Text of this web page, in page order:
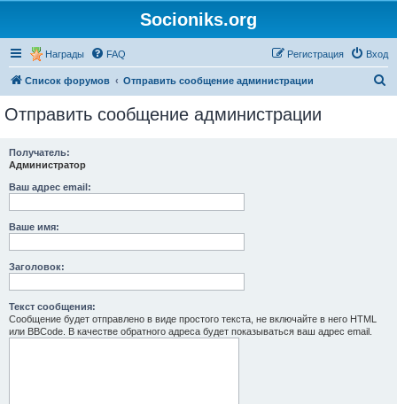
Socioniks.org
Награды FAQ Вход
Регистрация
Список форумов Отправить сообщение администрации
Отправить сообщение администрации
Получатель:
Администратор
Ваш адрес email:
Ваше имя:
Заголовок:
Текст сообщения:
Сообщение будет отправлено в виде простого текста, не включайте в него HTML
или BBCode. В качестве обратного адреса будет показываться ваш адрес email.